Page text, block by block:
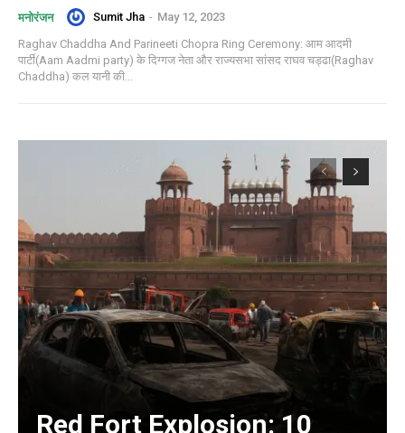
मनोरंजन Sumit Jha - May 12, 2023
Raghav Chaddha And Parineeti Chopra Ring Ceremony: आम आदमी
पार्टी(Aam Aadmi party) के दिग्गज नेता और राज्यसभा सांसद राघव चड्ढा(Raghav
Chaddha) कल यानी की...
Red Fort Explosion: 10